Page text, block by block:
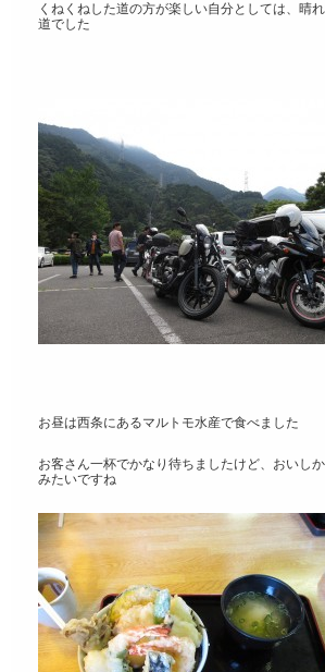
くねくねした道の方が楽しい自分としては、晴
道でした
お昼は西条にあるマルトモ水産で食べました
お客さん一杯でかなり待ちましたけど、おいし
みたいですね